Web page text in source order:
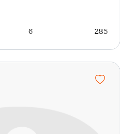
6 285